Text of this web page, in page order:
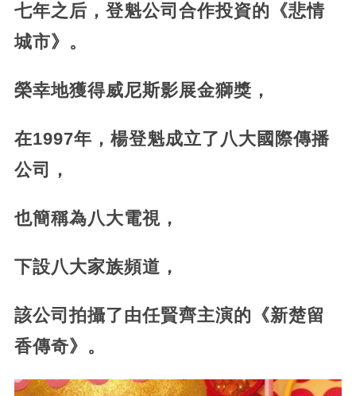
七年之后，登魁公司合作投資的《悲情
城市》。
榮幸地獲得威尼斯影展金獅獎，
在1997年，楊登魁成立了八大國際傳播
公司，
也簡稱為八大電視，
下設八大家族頻道，
該公司拍攝了由任賢齊主演的《新楚留
香傳奇》。